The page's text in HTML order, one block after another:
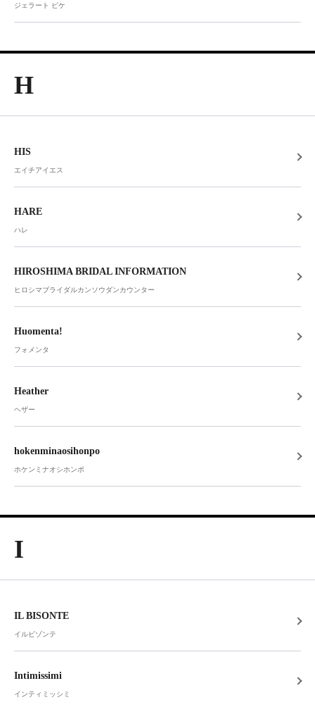
ジェラート ピケ
H
HIS
エイチアイエス
HARE
ハレ
HIROSHIMA BRIDAL INFORMATION
ヒロシマブライダルカンソウダンカウンター
Huomenta!
フォメンタ
Heather
ヘザー
hokenminaosihonpo
ホケンミナオシホンポ
I
IL BISONTE
イルビゾンテ
Intimissimi
インティミッシミ